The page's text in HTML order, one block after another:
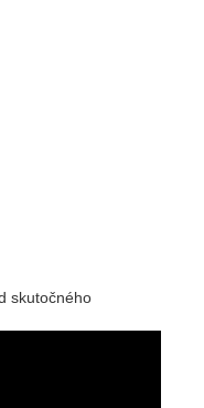
skutočného